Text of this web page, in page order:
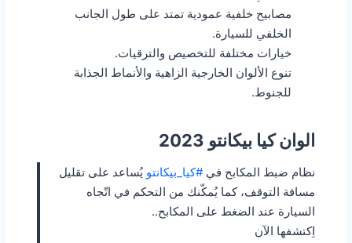
مصابيح خلفية عمودية تمتد على طول الجانب
الخلفي للسيارة.
خيارات مختلفة للتخصيص والترقيات.
تنوع الألوان الخارجية الزاهية والأنماط الجذابة
للجنوط.
الوان كيا بيكانتو 2023
نظام ضبط المكابح في#كيا_بيكانتو يُساعد على تقليل
مسافة التوقف، كما يُمكّنك من التحكم في اتّجاه
السيارة عند الضغط على المكابح..
اِكتشفها الآن